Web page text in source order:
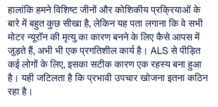
हालांकि हमने विशिष्ट जीनों और कोशिकीय प्रक्रियाओं के
बारे में बहुत कुछ सीखा है, लेकिन यह पता लगाना कि वे सभी
मोटर न्यूरॉन की मृत्यु का कारण बनने के लिए कैसे आपस में
जुड़ते हैं, अभी भी एक प्रगतिशील कार्य है। ALS से पीड़ित
कई लोगों के लिए, इसका सटीक कारण एक रहस्य बना हुआ
है। यही जटिलता है कि प्रभावी उपचार खोजना इतना कठिन
रहा है।